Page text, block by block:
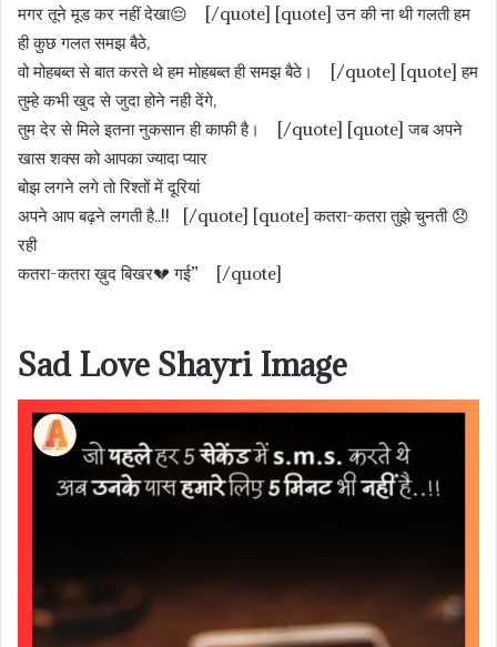
मगर तूने मूड कर नहीं देखा😔 [/quote] [quote] उन की ना थी गलती हम
ही कुछ गलत समझ बैठे,
वो मोहबब्त से बात करते थे हम मोहबब्त ही समझ बैठे। [/quote] [quote] हम
तुम्हे कभी खुद से जुदा होने नही देंगे,
तुम देर से मिले इतना नुकसान ही काफी है। [/quote] [quote] जब अपने
खास शक्स को आपका ज्यादा प्यार
बोझ लगने लगे तो रिश्तों में दूरियां
अपने आप बढ़ने लगती है..!! [/quote] [quote] कतरा-कतरा तुझे चुनती 😞
रही
कतरा-कतरा ख़ुद बिखर💔 गई” [/quote]
Sad Love Shayri Image